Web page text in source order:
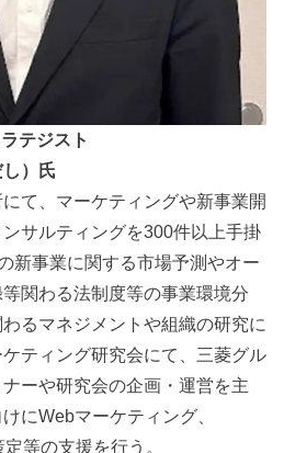
テジスト
）氏
て、マーケティングや新事業開
サルティングを300件以上手掛
新事業に関する市場予測やオー
関わる法制度等の事業環境分
るマネジメントや組織の研究に
ティング研究会にて、三菱グル
ーや研究会の企画・運営を主
にWebマーケティング、
等の支援を行う。